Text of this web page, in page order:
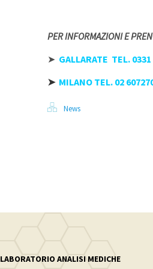
PER INFORMAZIONI E
➤ GALLARATE TEL.
➤MILANO TEL. 02
News
LABORATORIO ANALISI MEDICHE